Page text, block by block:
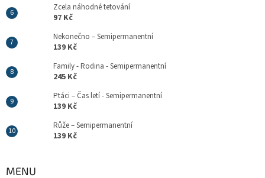
Zcela náhodné tetování
97 Kč
Nekonečno – Semipermanentní
139 Kč
Family - Rodina - Semipermanentní
245 Kč
Ptáci – Čas letí - Semipermanentní
139 Kč
Růže – Semipermanentní
139 Kč
MENU